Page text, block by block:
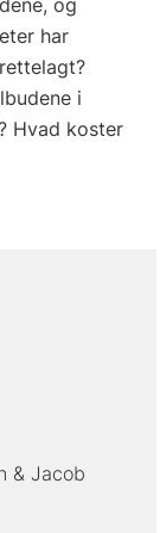
har
i
Hvad koster
Jacob